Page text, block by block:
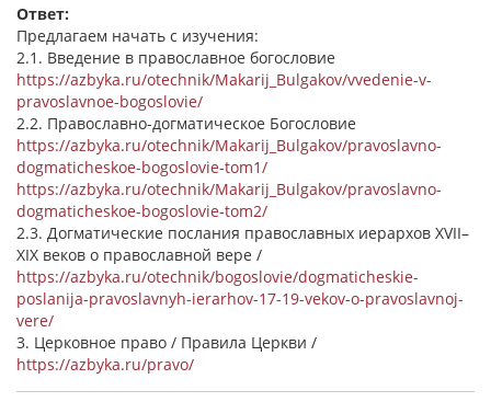
Ответ:
Предлагаем начать с изучения:
2.1. Введение в православное богословие
https://azbyka.ru/otechnik/Makarij_Bulgakov/vvedenie-v-
pravoslavnoe-bogoslovie/
2.2. Православно-догматическое Богословие
https://azbyka.ru/otechnik/Makarij_Bulgakov/pravoslavno-
dogmaticheskoe-bogoslovie-tom1/
https://azbyka.ru/otechnik/Makarij_Bulgakov/pravoslavno-
dogmaticheskoe-bogoslovie-tom2/
2.3. Догматические послания православных иерархов XVII–
XIX веков о православной вере /
https://azbyka.ru/otechnik/bogoslovie/dogmaticheskie-
poslanija-pravoslavnyh-ierarhov-17-19-vekov-o-pravoslavnoj-
vere/
3. Церковное право / Правила Церкви /
https://azbyka.ru/pravo/